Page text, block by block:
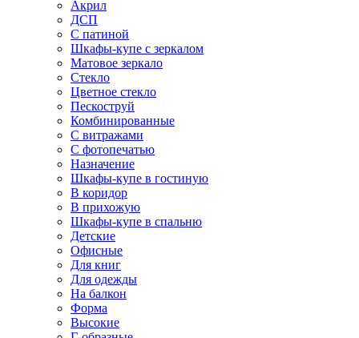
Акрил
ДСП
С патиной
Шкафы-купе с зеркалом
Матовое зеркало
Стекло
Цветное стекло
Пескоструй
Комбинированные
С витражами
С фотопечатью
Назначение
Шкафы-купе в гостиную
В коридор
В прихожую
Шкафы-купе в спальню
Детские
Офисные
Для книг
Для одежды
На балкон
Форма
Высокие